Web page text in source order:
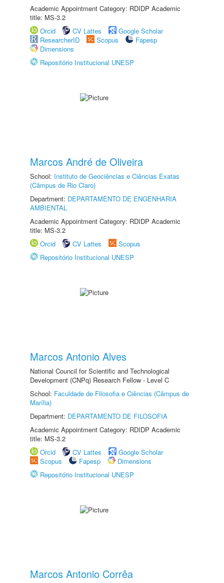
Academic Appointment Category: RDIDP Academic
title: MS-3.2
Orcid
CV Lattes
Google Scholar
ResearcherID
Scopus
Fapesp
Dimensions
Repositório Institucional UNESP
Marcos André de Oliveira
School: Instituto de Geociências e Ciências Exatas
(Câmpus de Rio Claro)
Department: DEPARTAMENTO DE ENGENHARIA
AMBIENTAL
Academic Appointment Category: RDIDP Academic
title: MS-3.2
Orcid
CV Lattes
Scopus
Repositório Institucional UNESP
Marcos Antonio Alves
National Council for Scientific and Technological
Development (CNPq) Research Fellow - Level C
School: Faculdade de Filosofia e Ciências (Câmpus de
Marília)
Department: DEPARTAMENTO DE FILOSOFIA
Academic Appointment Category: RDIDP Academic
title: MS-3.2
Orcid
CV Lattes
Google Scholar
Scopus
Fapesp
Dimensions
Repositório Institucional UNESP
Marcos Antonio Corrêa